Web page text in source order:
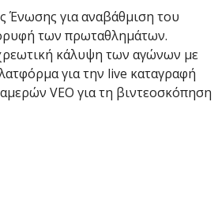
Ένωσης για αναβάθμιση του
των πρωταθλημάτων.
κάλυψη των αγώνων με
για την live καταγραφή
VEO για τη βιντεοσκόπηση